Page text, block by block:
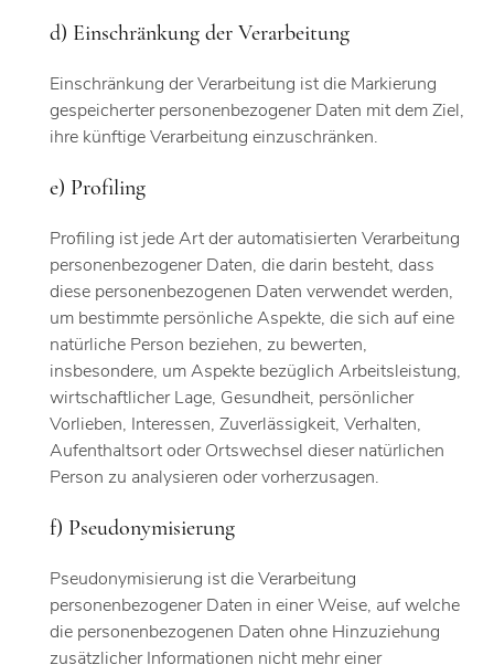
d) Einschränkung der Verarbeitung
Einschränkung der Verarbeitung ist die Markierung
gespeicherter personenbezogener Daten mit dem Ziel,
ihre künftige Verarbeitung einzuschränken.
e) Profiling
Profiling ist jede Art der automatisierten Verarbeitung
personenbezogener Daten, die darin besteht, dass
diese personenbezogenen Daten verwendet werden,
um bestimmte persönliche Aspekte, die sich auf eine
natürliche Person beziehen, zu bewerten,
insbesondere, um Aspekte bezüglich Arbeitsleistung,
wirtschaftlicher Lage, Gesundheit, persönlicher
Vorlieben, Interessen, Zuverlässigkeit, Verhalten,
Aufenthaltsort oder Ortswechsel dieser natürlichen
Person zu analysieren oder vorherzusagen.
f) Pseudonymisierung
Pseudonymisierung ist die Verarbeitung
personenbezogener Daten in einer Weise, auf welche
die personenbezogenen Daten ohne Hinzuziehung
zusätzlicher Informationen nicht mehr einer